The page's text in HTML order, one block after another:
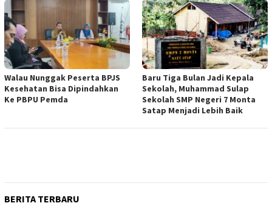
Walau Nunggak Peserta BPJS
Kesehatan Bisa Dipindahkan
Ke PBPU Pemda
Baru Tiga Bulan Jadi Kepala
Sekolah, Muhammad Sulap
Sekolah SMP Negeri 7 Monta
Satap Menjadi Lebih Baik
BERITA TERBARU